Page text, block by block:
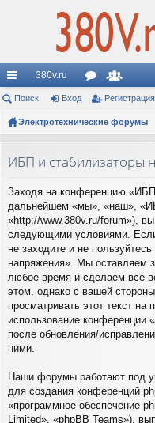
с
ы
и
380v.ru
ор
ум
ол
ьз
ат
ел
и
Поиск Вход Регистрация
Электротехнические форумы
ИБП и стабилизаторы
Заходя на конференцию
дальнейшем «мы», «наш»,
«http://www.380v.ru/forum»),
следующими условиями.
не заходите и не
напряжения». Мы оставляем
любое время и сделаем всё
этом, однако с вашей
просматривать этот текст на
использование конференции
после обновления/
ними.
Наши форумы работают под
для создания конференций
«программное обеспечение
Limited», «phpBB Teams»),